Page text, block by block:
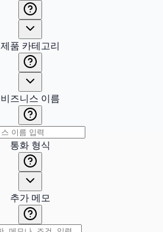
제품 카테고리
비즈니스 이름
통화 형식
추가 메모